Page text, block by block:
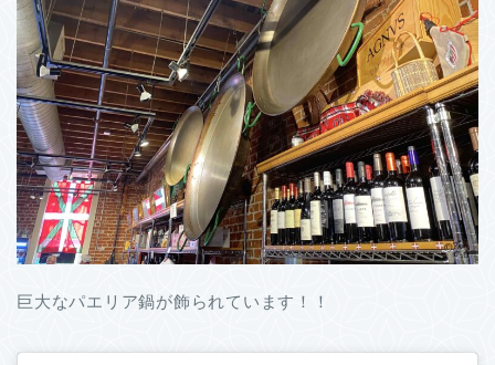
巨大なパエリア鍋が飾られています！！